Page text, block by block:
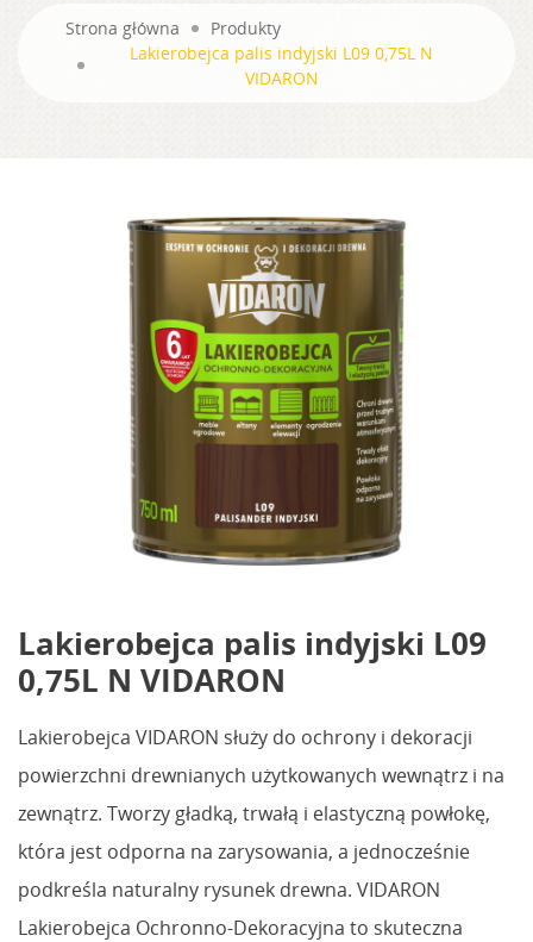
Strona główna
Produkty
Lakierobejca palis indyjski L09 0,75L N
VIDARON
Lakierobejca palis indyjski L09
0,75L N VIDARON
Lakierobejca VIDARON służy do ochrony i dekoracji
powierzchni drewnianych użytkowanych wewnątrz i na
zewnątrz. Tworzy gładką, trwałą i elastyczną powłokę,
która jest odporna na zarysowania, a jednocześnie
podkreśla naturalny rysunek drewna. VIDARON
Lakierobejca Ochronno-Dekoracyjna to skuteczna